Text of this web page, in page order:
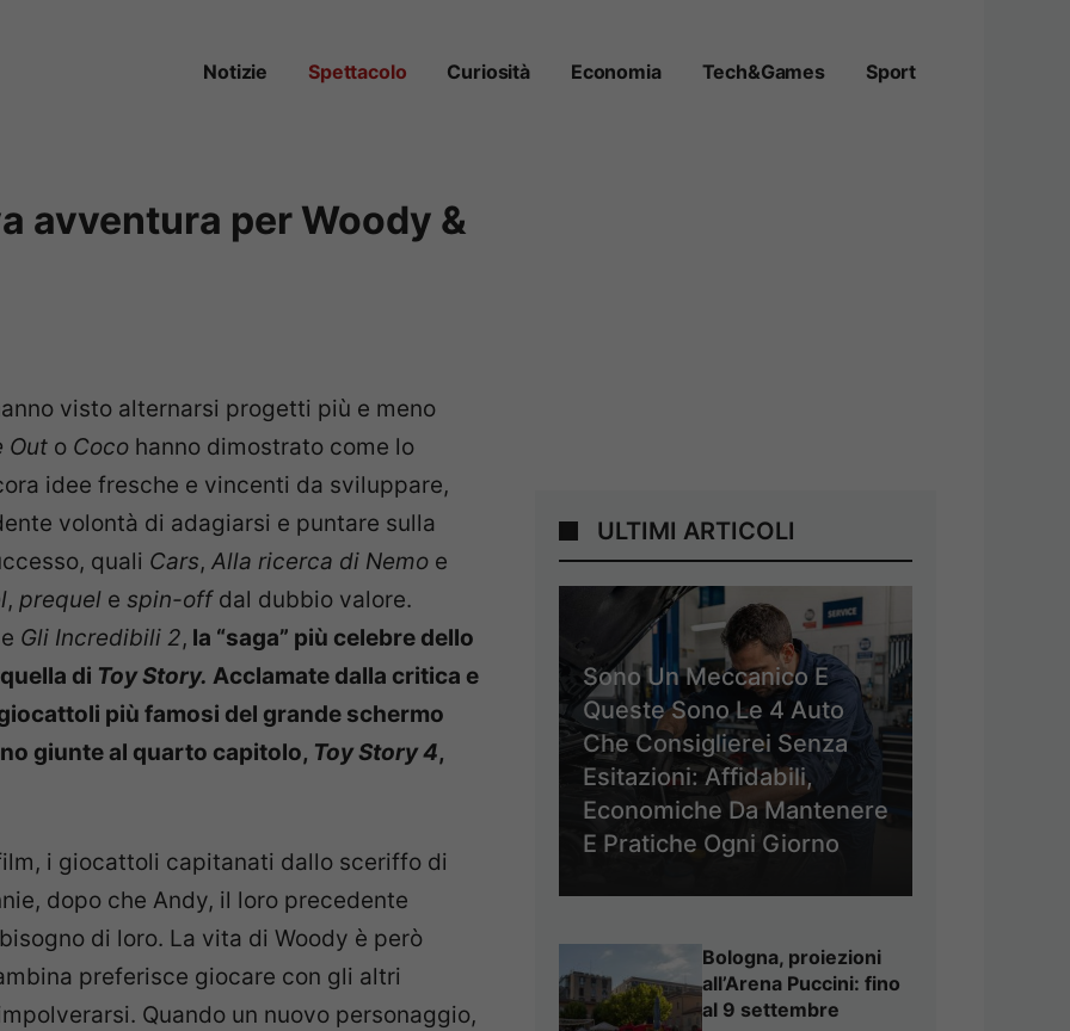
Notizie Spettacolo Curiosità Economia Tech&Games Sport
avventura per Woody &
visto alternarsi progetti più e meno
Out o Coco hanno dimostrato come lo
idee fresche e vincenti da sviluppare,
volontà di adagiarsi e puntare sulla
quali Cars, Alla ricerca di Nemo e
, prequel e spin-offdal dubbio valore.
Gli Incredibili 2, la “saga” più celebre dello
di Toy Story. Acclamate dalla critica e
più famosi del grande schermo
giunte al quarto capitolo, Toy Story 4,
i giocattoli capitanati dallo sceriffo di
dopo che Andy, il loro precedente
di loro. La vita di Woody è però
preferisce giocare con gli altri
Quando un nuovo personaggio,
ULTIMI ARTICOLI
Sono Un Meccanico E
Queste Sono Le 4 Auto
Che Consiglierei Senza
Esitazioni: Affidabili,
Economiche Da Mantenere
E Pratiche Ogni Giorno
Bologna, proiezioni
all’Arena Puccini: fino
al 9 settembre